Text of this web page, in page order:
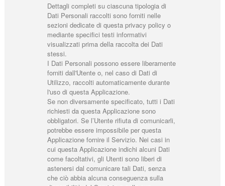
Dettagli completi su ciascuna tipologia di
Dati Personali raccolti sono forniti nelle
sezioni dedicate di questa privacy policy o
mediante specifici testi informativi
visualizzati prima della raccolta dei Dati
stessi.
I Dati Personali possono essere liberamente
forniti dall'Utente o, nel caso di Dati di
Utilizzo, raccolti automaticamente durante
l'uso di questa Applicazione.
Se non diversamente specificato, tutti i Dati
richiesti da questa Applicazione sono
obbligatori. Se l’Utente rifiuta di comunicarli,
potrebbe essere impossibile per questa
Applicazione fornire il Servizio. Nei casi in
cui questa Applicazione indichi alcuni Dati
come facoltativi, gli Utenti sono liberi di
astenersi dal comunicare tali Dati, senza
che ciò abbia alcuna conseguenza sulla